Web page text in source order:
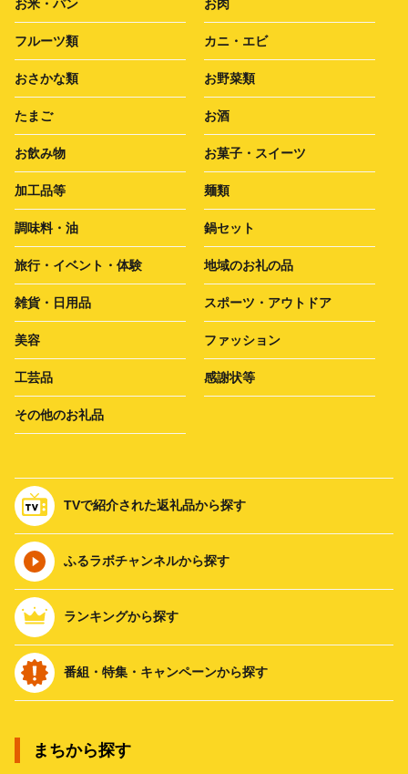
お米・パン お肉
フルーツ類 カニ・エビ
おさかな類 お野菜類
たまご お酒
お飲み物 お菓子・スイーツ
加工品等 麺類
調味料・油 鍋セット
旅行・イベント・体験 地域のお礼の品
雑貨・日用品 スポーツ・アウトドア
美容 ファッション
工芸品 感謝状等
その他のお礼品
TVで紹介された返礼品から探す
ふるラボチャンネルから探す
ランキングから探す
番組・特集・キャンペーンから探す
まちから探す